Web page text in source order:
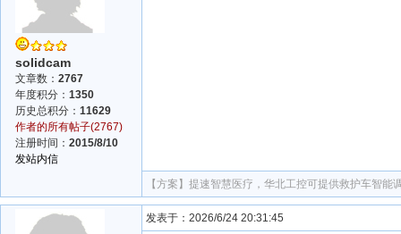
solidcam
文章数： 2767
年度积分： 1350
历史总积分： 11629
作者的所有帖子(2767)
注册时间： 2015/8/10
发站内信
【方案】 提速智慧医疗，华北工控可提供救护车智能
发表于：2026/6/24 20:31:45